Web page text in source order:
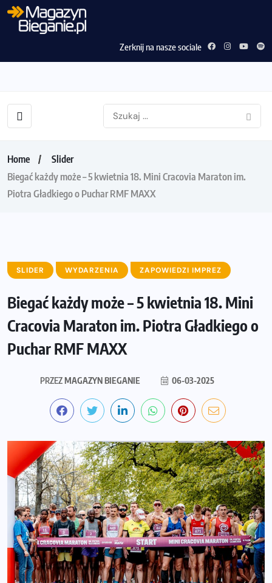
Zerknij na nasze sociale
Home
Slider
Biegać każdy może – 5 kwietnia 18. Mini Cracovia Maraton im.
Piotra Gładkiego o Puchar RMF MAXX
SLIDER WYDARZENIA ZAPOWIEDZI IMPREZ
Biegać każdy może – 5 kwietnia 18. Mini
Cracovia Maraton im. Piotra Gładkiego o
Puchar RMF MAXX
PRZEZMAGAZYN BIEGANIE 06-03-2025